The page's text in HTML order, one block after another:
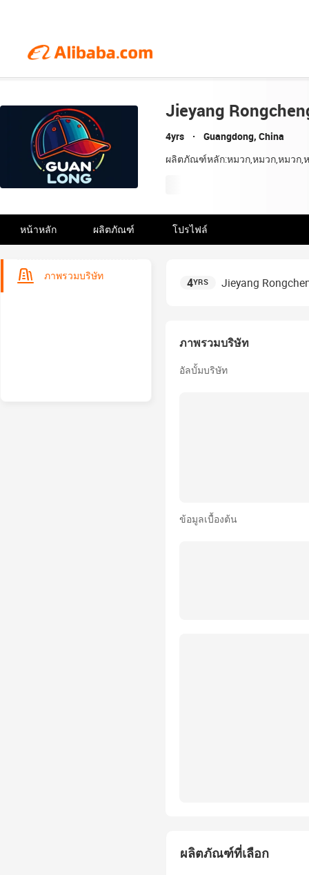
Jieyang
4yrs Guangdong, China
ผลิตภัณฑ์หลัก:หมวก,หมวก,หมวก,
หน้าหลัก ผลิตภัณฑ์ โปรไฟล์
ภาพรวมบริษัท 4YRS Jieyang
ภาพรวมบริษัท
อัลบั้มบริษัท
ข้อมูลเบื้องต้น
ผลิตภัณฑ์ที่เลือก